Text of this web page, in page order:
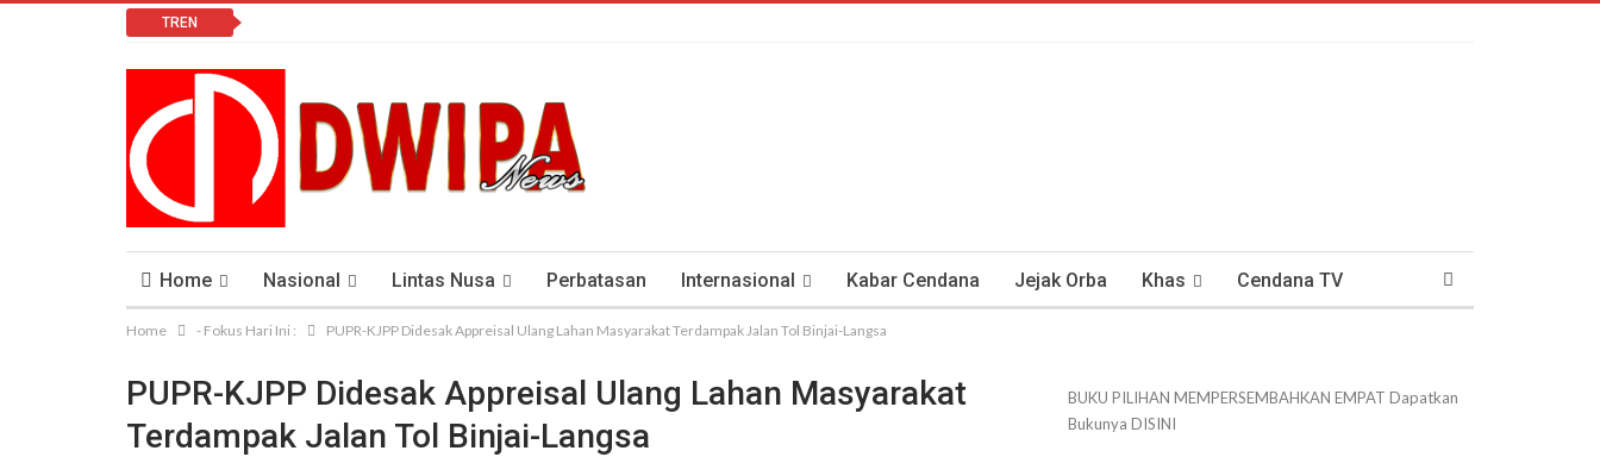
TREN
Home Nasional Lintas Nusa Perbatasan Internasional Kabar Cendana Jejak Orba Khas Cendana TV
Lomba Vlog Cendana News Peduli Kesehatan Antisipasi COVID-19 Presiden Soeharto Dan Visi Kenusantaraan
Home - Fokus Hari Ini : PUPR-KJPP Didesak Appreisal Ulang Lahan Masyarakat Terdampak Jalan Tol Binjai-Langsa
PUPR-KJPP Didesak Appreisal Ulang Lahan Masyarakat
Terdampak Jalan Tol Binjai-Langsa
BUKU PILIHAN MEMPERSEMBAHKAN EMPAT Dapatkan
Bukunya DISINI